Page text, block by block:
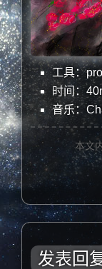
工具：
时间：
音乐：
本文
发表回